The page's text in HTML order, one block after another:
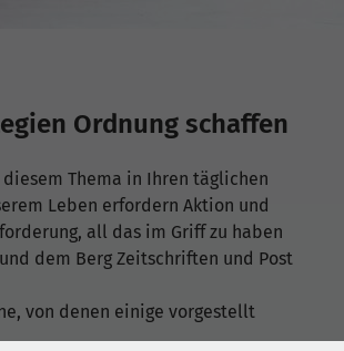
Ordnung schaffen
Thema in Ihren täglichen
Leben erfordern Aktion und
all das im Griff zu haben
dem Berg Zeitschriften und Post
von denen einige vorgestellt